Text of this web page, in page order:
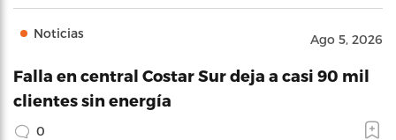
Noticias Ago 5, 2026
Falla en central Costar Sur deja a casi 90 mil
clientes sin energía
0